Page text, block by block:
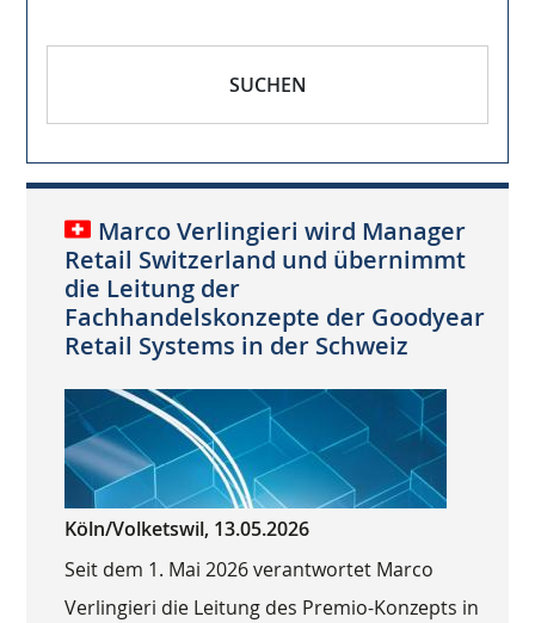
SUCHEN
Marco Verlingieri wird Manager
Retail Switzerland und übernimmt
die Leitung der
Fachhandelskonzepte der Goodyear
Retail Systems in der Schweiz
Köln/Volketswil, 13.05.2026
Seit dem 1. Mai 2026 verantwortet Marco
Verlingieri die Leitung des Premio-Konzepts in